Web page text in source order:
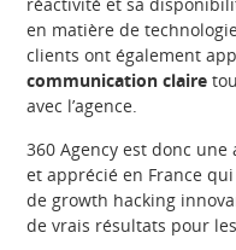
en matière de
clients ont également
communication claire
avec l’agence.
360 Agency est donc
et apprécié en France
de growth hacking
de vrais résultats pour